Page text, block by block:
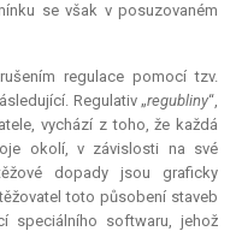
se však v posuzovaném
regulace pomocí tzv.
Regulativ „regubliny“,
vychází z toho, že každá
okolí, v závislosti na své
dopady jsou graficky
toto působení staveb
speciálního softwaru, jehož